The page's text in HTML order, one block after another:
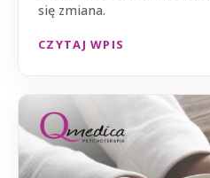
się zmiana.
CZYTAJ WPIS